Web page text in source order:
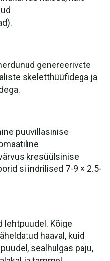
genereerivate
skeletthüüfidega ja
puuvillasinise
kresüülsinise
silindrilised 7-9 × 2.5-
lehtpuudel. Kõige
haaval, kuid
sealhulgas paju,